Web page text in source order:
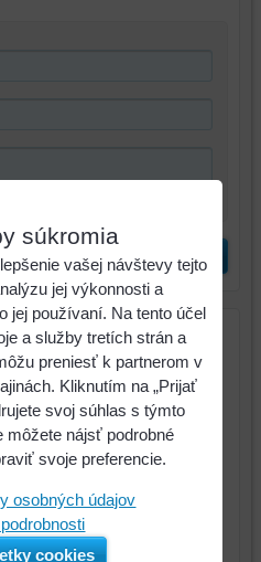
Odoslať
iba pri tovare a
na sklade.
(alebo
na sklade,
súkromia
vašej návštevy tejto
jej výkonnosti a
jej používaní. Na tento účel
a služby tretích strán a
preniesť k partnerom v
Kliknutím na „Prijať
svoj súhlas s týmto
môžete nájsť podrobné
svoje preferencie.
osobných údajov
cookies